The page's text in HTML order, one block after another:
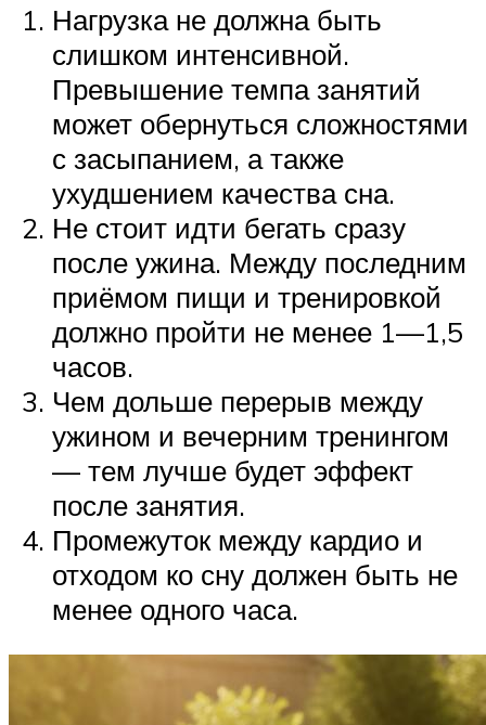
Нагрузка не должна быть
слишком интенсивной.
Превышение темпа занятий
может обернуться сложностями
с засыпанием, а также
ухудшением качества сна.
Не стоит идти бегать сразу
после ужина. Между последним
приёмом пищи и тренировкой
должно пройти не менее 1—1,5
часов.
Чем дольше перерыв между
ужином и вечерним тренингом
— тем лучше будет эффект
после занятия.
Промежуток между кардио и
отходом ко сну должен быть не
менее одного часа.